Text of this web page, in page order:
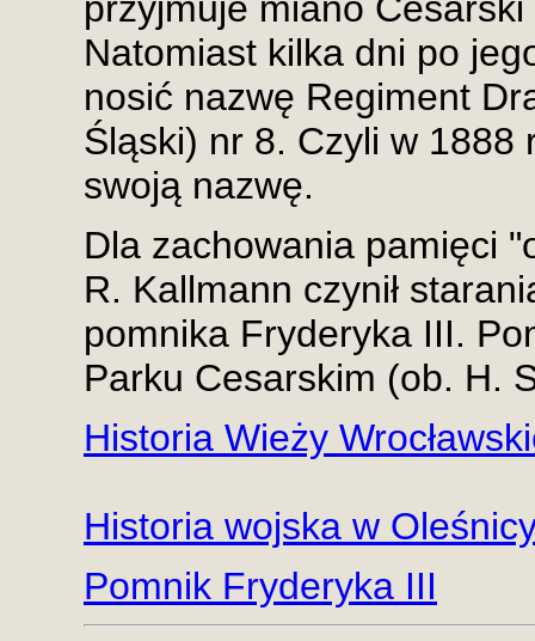
Natomiast kilka dni po
nosić nazwę Regiment
Śląski) nr 8. Czyli w 1888
swoją nazwę.
Dla zachowania pamięci
R. Kallmann czynił
pomnika Fryderyka III.
Parku Cesarskim (ob. H.
Historia Wieży
Historia wojska w
Pomnik Fryderyka III